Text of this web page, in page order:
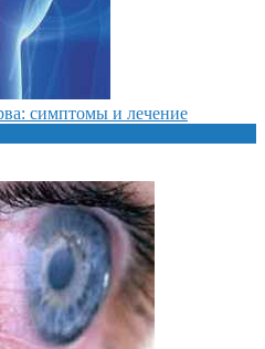
симптомы и лечение